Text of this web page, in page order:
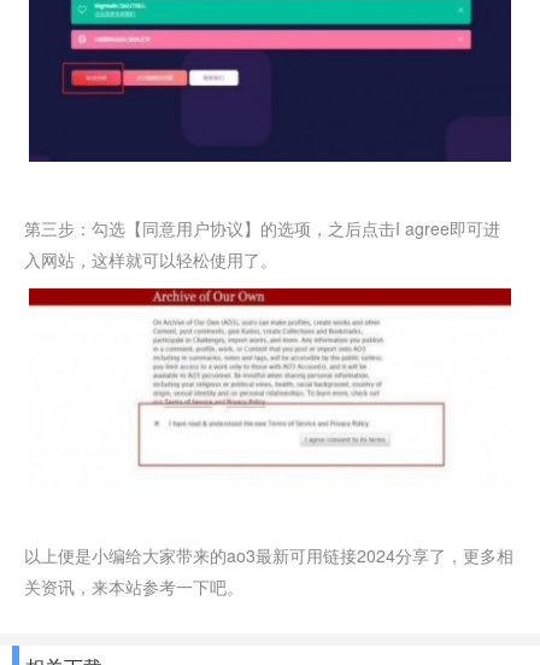
第三步：勾选【同意用户协议】的选项，之后点击I agree即可进
入网站，这样就可以轻松使用了。
以上便是小编给大家带来的ao3最新可用链接2024分享了，更多相
关资讯，来本站参考一下吧。